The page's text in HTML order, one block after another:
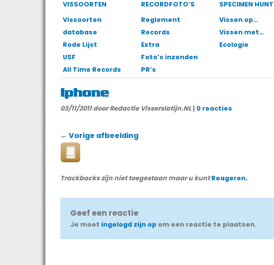
VISSOORTEN
Vissoorten
database
Rode Lijst
USF
All Time Records
RECORDFOTO’S
Reglement
Records
Extra
Foto’s inzenden
PR’s
SPECIMEN
Vissen op…
Vissen met…
Ecologie
iphone
03/11/2011 door Redactie Visserslatijn.NL | 0 reacties
← Vorige afbeelding
Trackbacks zijn niet toegestaan maar u kuntReageren.
Geef een reactie
Je moet ingelogd zijn op om een reactie te plaatsen.